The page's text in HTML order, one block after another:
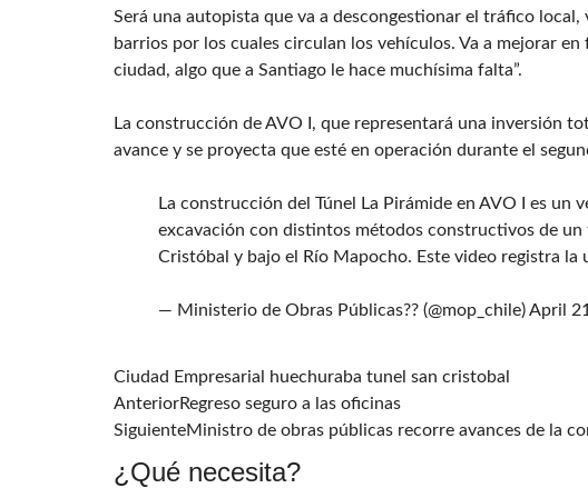
Será una autopista que va a descongestionar el tráfico
barrios por los cuales circulan los vehículos. Va a mejorar
ciudad, algo que a Santiago le hace muchísima falta”.
La construcción de AVO I, que representará una inversión
avance y se proyecta que esté en operación durante el
La construcción del Túnel La Pirámide en AVO I es un
excavación con distintos métodos constructivos de
Cristóbal y bajo el Río Mapocho. Este video registra la
— Ministerio de Obras Públicas?? (@mop_chile)April
Ciudad Empresarial huechuraba tunel san cristobal
AnteriorRegreso seguro a las oficinas
SiguienteMinistro de obras públicas recorre avances de la
¿Qué necesita?